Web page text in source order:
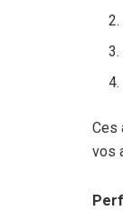
Ces
vos